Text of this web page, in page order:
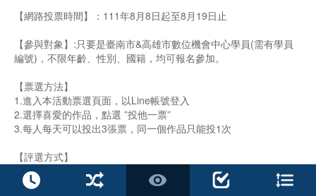
【網路投票時間】：111年8月8日起至8月19日止
【參與對象】:只要是臺南市&高雄市數位機會中心學員(需有學員
編號)，不限年齡、性別、國籍，均可報名參加。
【票選方法】
1.進入本活動票選頁面，以Line帳號登入
2.選擇喜愛的作品，點選 ”投他一票”
3.每人每天可以投出3張票，同一個作品只能投1次
【評選方式】
1.創意呈現35%
2.主題掌握30%